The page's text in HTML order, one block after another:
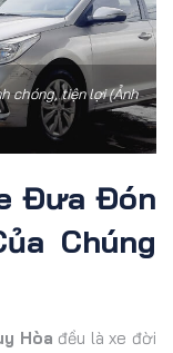
chóng, tiện lợi (Ảnh
Đưa Đón
Chúng
Hòa đều là xe đời